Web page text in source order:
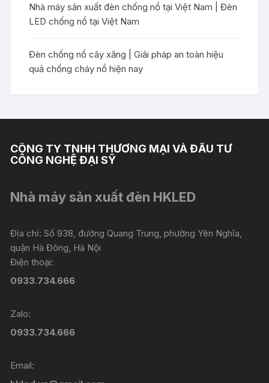
Nhà máy sản xuất đèn chống nổ tại Việt Nam | Đèn
LED chống nổ tại Việt Nam
Đèn chống nổ cây xăng | Giải pháp an toàn hiệu
quả chống cháy nổ hiện nay
CÔNG TY TNHH THƯƠNG MẠI VÀ ĐẦU TƯ
CÔNG NGHỆ ĐẠI SỸ
Nhà máy sản xuất đèn HKLED
Địa chỉ: Số 938, đường Quang Trung, phường Yên Nghĩa,
quận Hà Đông, Hà Nội
Điện thoại:
0933.734.666
Zalo:
0933.734.666
Email: